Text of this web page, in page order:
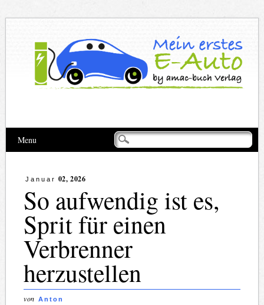
Hauptmenü
Inhalt
Menu
Januar 02, 2026
So aufwendig ist es,
Sprit für einen
Verbrenner
herzustellen
von Anton